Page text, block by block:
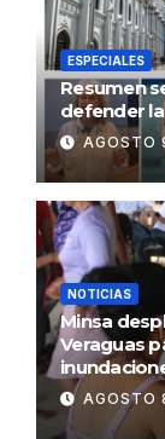
ESPECIALES
Resumen
defender
NOTICIAS
Minsa
Veraguas